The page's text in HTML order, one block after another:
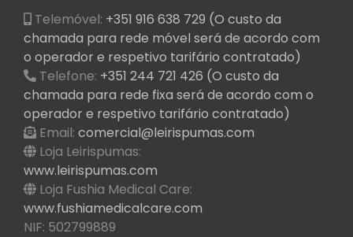
Telemóvel: +351 916 638 729 (O custo da
chamada para rede móvel será de acordo com
o operador e respetivo tarifário contratado)
Telefone: +351 244 721 426 (O custo da
chamada para rede fixa será de acordo com o
operador e respetivo tarifário contratado)
Email: comercial@leirispumas.com
Loja Leirispumas:
www.leirispumas.com
Loja Fushia Medical Care:
www.fushiamedicalcare.com
NIF: 502799889